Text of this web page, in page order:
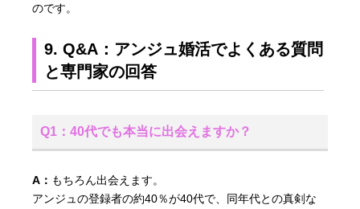
のです。
9. Q&A：アンジュ婚活でよくある質問
と専門家の回答
Q1：40代でも本当に出会えますか？
A： もちろん出会えます。
アンジュの登録者の約40％が40代で、同年代との真剣な